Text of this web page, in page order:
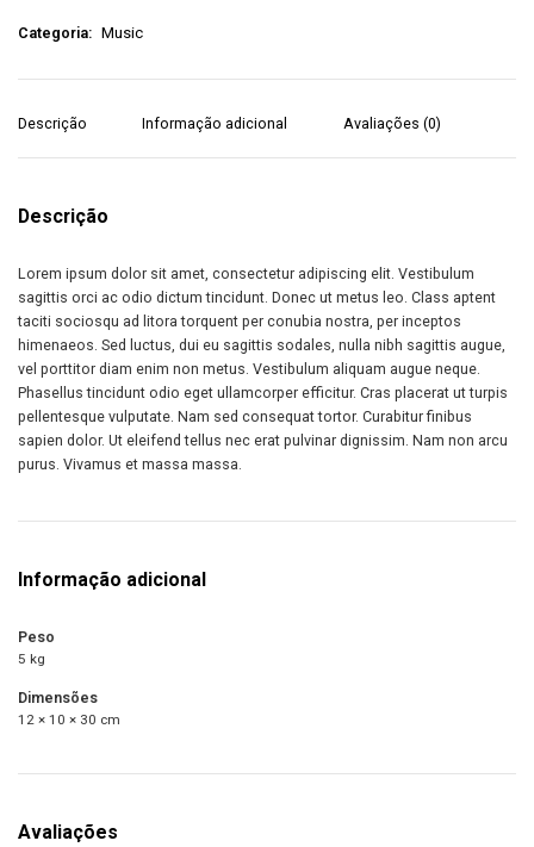
Categoria: Music
Descrição Informação adicional Avaliações (0)
Descrição
Lorem ipsum dolor sit amet, consectetur adipiscing elit. Vestibulum
sagittis orci ac odio dictum tincidunt. Donec ut metus leo. Class aptent
taciti sociosqu ad litora torquent per conubia nostra, per inceptos
himenaeos. Sed luctus, dui eu sagittis sodales, nulla nibh sagittis augue,
vel porttitor diam enim non metus. Vestibulum aliquam augue neque.
Phasellus tincidunt odio eget ullamcorper efficitur. Cras placerat ut turpis
pellentesque vulputate. Nam sed consequat tortor. Curabitur finibus
sapien dolor. Ut eleifend tellus nec erat pulvinar dignissim. Nam non arcu
purus. Vivamus et massa massa.
Informação adicional
Peso
5 kg
Dimensões
12 × 10 × 30 cm
Avaliações